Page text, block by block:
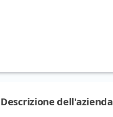
Descrizione dell'azienda